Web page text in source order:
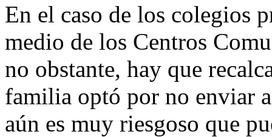
En el caso de los colegios
medio de los Centros
no obstante, hay que
familia optó por no enviar
aún es muy riesgoso que